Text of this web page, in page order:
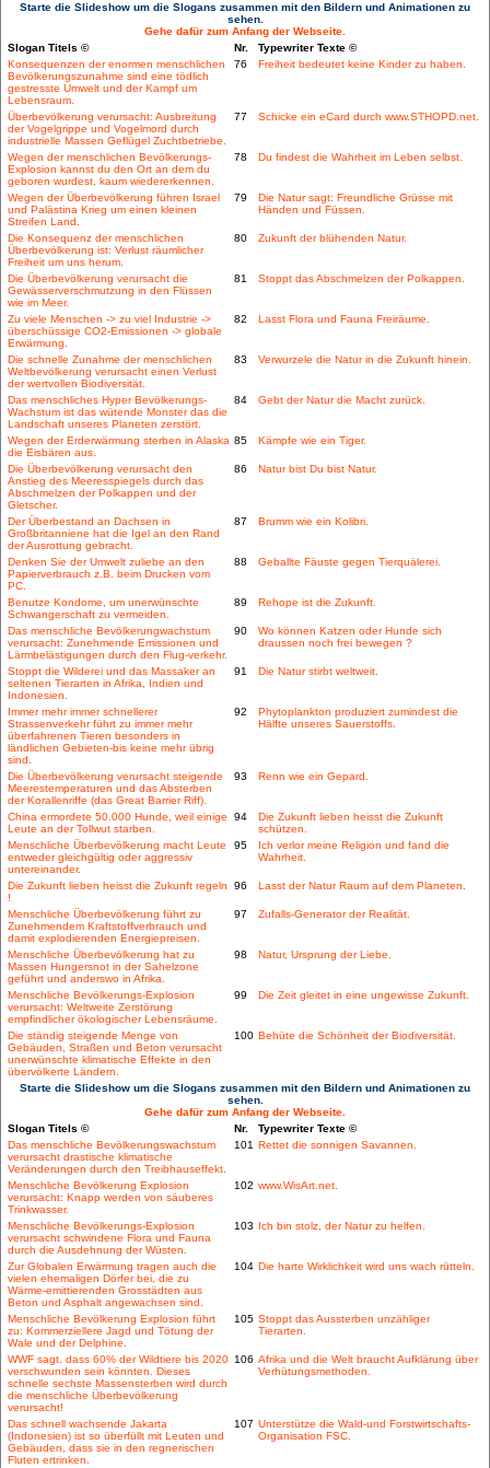
Starte die Slideshow um die Slogans zusammen mit den Bildern und Animationen zu
sehen.
Gehe dafür zum Anfang der Webseite.
Slogan Titels ©
Nr.
Typewriter Texte ©
Konsequenzen der enormen menschlichen
Bevölkerungszunahme sind eine tödlich
gestresste Umwelt und der Kampf um
Lebensraum.
76 Freiheit bedeutet keine Kinder zu haben.
Überbevölkerung verursacht: Ausbreitung
der Vogelgrippe und Vogelmord durch
industrielle Massen Geflügel Zuchtbetriebe.
77 Schicke ein eCard durch www.STHOPD.net.
Wegen der menschlichen Bevölkerungs-
Explosion kannst du den Ort an dem du
geboren wurdest, kaum wiedererkennen.
78 Du findest die Wahrheit im Leben selbst.
Wegen der Überbevölkerung führen Israel
und Palästina Krieg um einen kleinen
Streifen Land.
79
Die Natur sagt: Freundliche Grüsse mit
Händen und Füssen.
Die Konsequenz der menschlichen
Überbevölkerung ist: Verlust räumlicher
Freiheit um uns herum.
80 Zukunft der blühenden Natur.
Die Überbevölkerung verursacht die
Gewässerverschmutzung in den Flüssen
wie im Meer.
81 Stoppt das Abschmelzen der Polkappen.
Zu viele Menschen -> zu viel Industrie ->
überschüssige CO2-Emissionen -> globale
Erwärmung.
82 Lasst Flora und Fauna Freiräume.
Die schnelle Zunahme der menschlichen
Weltbevölkerung verursacht einen Verlust
der wertvollen Biodiversität.
83 Verwurzele die Natur in die Zukunft hinein.
Das menschliches Hyper Bevölkerungs-
Wachstum ist das wütende Monster das die
Landschaft unseres Planeten zerstört.
84 Gebt der Natur die Macht zurück.
Wegen der Erderwärmung sterben in Alaska
die Eisbären aus.
85 Kämpfe wie ein Tiger.
Die Überbevölkerung verursacht den
Anstieg des Meeresspiegels durch das
Abschmelzen der Polkappen und der
Gletscher.
86 Natur bist Du bist Natur.
Der Überbestand an Dachsen in
Großbritanniene hat die Igel an den Rand
der Ausrottung gebracht.
87 Brumm wie ein Kolibri.
Denken Sie der Umwelt zuliebe an den
Papierverbrauch z.B. beim Drucken vom
PC.
88 Geballte Fäuste gegen Tierquälerei.
Benutze Kondome, um unerwünschte
Schwangerschaft zu vermeiden.
89 Rehope ist die Zukunft.
Das menschliche Bevölkerungwachstum
verursacht: Zunehmende Emissionen und
Lärmbelästigungen durch den Flug-verkehr.
90
Wo können Katzen oder Hunde sich
draussen noch frei bewegen ?
Stoppt die Wilderei und das Massaker an
seltenen Tierarten in Afrika, Indien und
Indonesien.
91 Die Natur stirbt weltweit.
Immer mehr immer schnellerer
Strassenverkehr führt zu immer mehr
überfahrenen Tieren besonders in
ländlichen Gebieten-bis keine mehr übrig
sind.
92
Phytoplankton produziert zumindest die
Hälfte unseres Sauerstoffs.
Die Überbevölkerung verursacht steigende
Meerestemperaturen und das Absterben
der Korallenriffe (das Great Barrier Riff).
93 Renn wie ein Gepard.
China ermordete 50.000 Hunde, weil einige
Leute an der Tollwut starben.
94
Die Zukunft lieben heisst die Zukunft
schützen.
Menschliche Überbevölkerung macht Leute
entweder gleichgültig oder aggressiv
untereinander.
95
Ich verlor meine Religion und fand die
Wahrheit.
Die Zukunft lieben heisst die Zukunft regeln
!
96 Lasst der Natur Raum auf dem Planeten.
Menschliche Überbevölkerung führt zu
Zunehmendem Kraftstoffverbrauch und
damit explodierenden Energiepreisen.
97 Zufalls-Generator der Realität.
Menschliche Überbevölkerung hat zu
Massen Hungersnot in der Sahelzone
geführt und anderswo in Afrika.
98 Natur, Ursprung der Liebe.
Menschliche Bevölkerungs-Explosion
verursacht: Weltweite Zerstörung
empfindlicher ökologischer Lebensräume.
99 Die Zeit gleitet in eine ungewisse Zukunft.
Die ständig steigende Menge von
Gebäuden, Straßen und Beton verursacht
unerwünschte klimatische Effekte in den
übervölkerte Ländern.
100 Behüte die Schönheit der Biodiversität.
Starte die Slideshow um die Slogans zusammen mit den Bildern und Animationen zu
sehen.
Gehe dafür zum Anfang der Webseite.
Slogan Titels ©
Nr.
Typewriter Texte ©
Das menschliche Bevölkerungswachstum
verursacht drastische klimatische
Veränderungen durch den Treibhauseffekt.
101 Rettet die sonnigen Savannen.
Menschliche Bevölkerung Explosion
verursacht: Knapp werden von säuberes
Trinkwasser.
102 www.WisArt.net.
Menschliche Bevölkerungs-Explosion
verursacht schwindene Flora und Fauna
durch die Ausdehnung der Wüsten.
103 Ich bin stolz, der Natur zu helfen.
Zur Globalen Erwärmung tragen auch die
vielen ehemaligen Dörfer bei, die zu
Wärme-emittierenden Grosstädten aus
Beton und Asphalt angewachsen sind.
104 Die harte Wirklichkeit wird uns wach rütteln.
Menschliche Bevölkerung Explosion führt
zu: Kommerziellere Jagd und Tötung der
Wale und der Delphine.
105 Stoppt das Aussterben unzähliger
Tierarten.
WWF sagt, dass 60% der Wildtiere bis 2020
verschwunden sein könnten. Dieses
schnelle sechste Massensterben wird durch
die menschliche Überbevölkerung
verursacht!
106 Afrika und die Welt braucht Aufklärung über
Verhütungsmethoden.
Das schnell wachsende Jakarta
(Indonesien) ist so überfüllt mit Leuten und
Gebäuden, dass sie in den regnerischen
Fluten ertrinken.
107 Unterstütze die Wald-und Forstwirtschafts-
Organisation FSC.